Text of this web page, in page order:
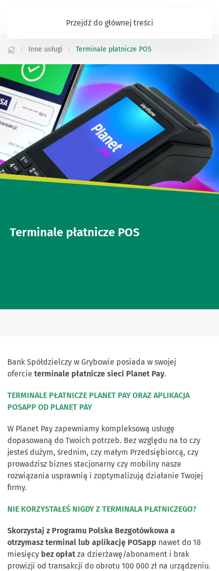
Przejdź do głównej treści
Inne usługi Terminale płatnicze POS
Terminale płatnicze POS
Bank Spółdzielczy w Grybowie posiada w swojej
ofercie terminale płatnicze sieci Planet Pay.
TERMINALE PŁATNICZE PLANET PAY ORAZ APLIKACJA
POSAPP OD PLANET PAY
W Planet Pay zapewniamy kompleksową usługę
dopasowaną do Twoich potrzeb. Bez względu na to czy
jesteś dużym, średnim, czy małym Przedsiębiorcą, czy
prowadzisz biznes stacjonarny czy mobilny nasze
rozwiązania usprawnią i zoptymalizują działanie Twojej
firmy.
NIE KORZYSTAŁEŚ NIGDY Z TERMINALA PŁATNICZEGO?
Skorzystaj z Programu Polska Bezgotówkowa a
otrzymasz terminal lub aplikację POSapp nawet do 18
miesięcy bez opłat za dzierżawę/abonament i brak
prowizji od transakcji do obrotu 100 000 zł na urządzeniu.